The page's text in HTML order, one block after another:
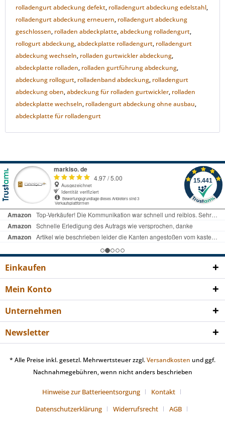
rolladengurt abdeckung defekt, rolladengurt abdeckung edelstahl,
rolladengurt abdeckung erneuern, rolladengurt abdeckung
geschlossen, rolladen abdeckplatte,abdeckung rolladengurt,
rollogurt abdeckung,abdeckplatte rolladengurt, rolladengurt
abdeckung wechseln, rolladen gurtwickler abdeckung,
abdeckplatte rolladen, rolladen gurtführung abdeckung,
abdeckung rollogurt, rolladenband abdeckung, rolladengurt
abdeckung oben,abdeckung für rolladen gurtwickler, rolladen
abdeckplatte wechseln, rolladengurt abdeckung ohne ausbau,
abdeckplatte für rolladengurt
Einkaufen
Mein Konto
Unternehmen
Newsletter
* Alle Preise inkl. gesetzl. Mehrwertsteuer zzgl.Versandkosten und ggf.
Nachnahmegebühren, wenn nicht anders beschrieben
Hinweise zur Batterieentsorgung
Kontakt
Datenschutzerklärung
Widerrufsrecht
AGB